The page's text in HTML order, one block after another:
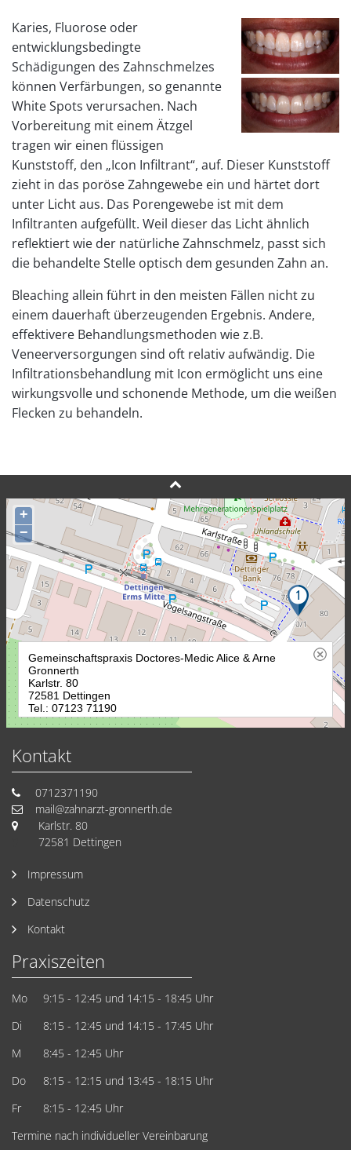
Karies, Fluorose oder
entwicklungsbedingte
Schädigungen des Zahnschmelzes
können Verfärbungen, so genannte
White Spots verursachen. Nach
Vorbereitung mit einem Ätzgel
tragen wir einen flüssigen
Kunststoff, den „Icon Infiltrant“, auf. Dieser Kunststoff
zieht in das poröse Zahngewebe ein und härtet dort
unter Licht aus. Das Porengewebe ist mit dem
Infiltranten aufgefüllt. Weil dieser das Licht ähnlich
reflektiert wie der natürliche Zahnschmelz, passt sich
die behandelte Stelle optisch dem gesunden Zahn an.
Bleaching allein führt in den meisten Fällen nicht zu
einem dauerhaft überzeugenden Ergebnis. Andere,
effektivere Behandlungsmethoden wie z.B.
Veneerversorgungen sind oft relativ aufwändig. Die
Infiltrationsbehandlung mit Icon ermöglicht uns eine
wirkungsvolle und schonende Methode, um die weißen
Flecken zu behandeln.
Kontakt
0712371190
mail@zahnarzt-gronnerth.de
Karlstr. 80
72581 Dettingen
Impressum
Datenschutz
Kontakt
Praxiszeiten
Mo
Di
M
Do
Fr
9:15 - 12:45 und 14:15 - 18:45 Uhr
8:15 - 12:45 und 14:15 - 17:45 Uhr
8:45 - 12:45 Uhr
8:15 - 12:15 und 13:45 - 18:15 Uhr
8:15 - 12:45 Uhr
Termine nach individueller Vereinbarung